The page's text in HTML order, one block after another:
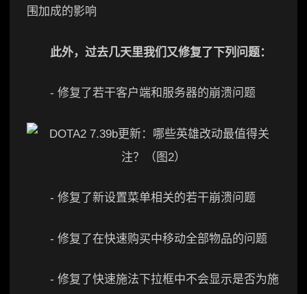
围加成的影响
此外，过去几天里我们又修复了下列问题：
- 修复了若干客户端和服务器的崩溃问题
- 修复了新设置菜单相关的若干崩溃问题
- 修复了在快速购买中移动全部物品的问题
- 修复了快速施法下拉框中不会显示是否为施